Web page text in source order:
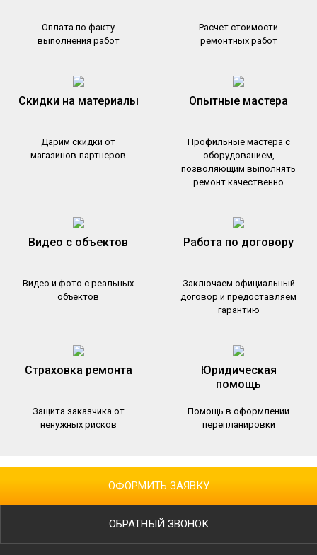
Оплата по факту
выполнения работ
Расчет стоимости
ремонтных работ
Скидки на материалы
Дарим скидки от
магазинов-партнеров
Опытные мастера
Профильные мастера с
оборудованием,
позволяющим выполнять
ремонт качественно
Видео с объектов
Видео и фото с реальных
объектов
Работа по договору
Заключаем официальный
договор и предоставляем
гарантию
Страховка ремонта
Защита заказчика от
ненужных рисков
Юридическая
помощь
Помощь в оформлении
перепланировки
ОФОРМИТЬ ЗАЯВКУ
ОБРАТНЫЙ ЗВОНОК